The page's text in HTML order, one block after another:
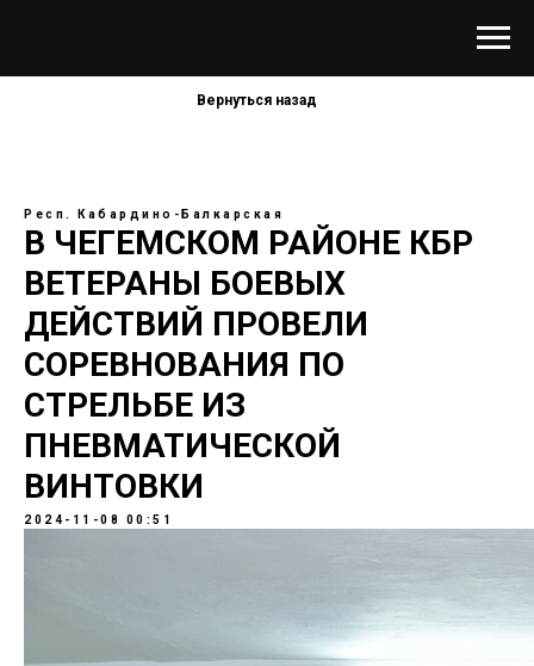
Вернуться назад
Респ. Кабардино-Балкарская
В ЧЕГЕМСКОМ РАЙОНЕ КБР
ВЕТЕРАНЫ БОЕВЫХ
ДЕЙСТВИЙ ПРОВЕЛИ
СОРЕВНОВАНИЯ ПО
СТРЕЛЬБЕ ИЗ
ПНЕВМАТИЧЕСКОЙ
ВИНТОВКИ
2024-11-08 00:51